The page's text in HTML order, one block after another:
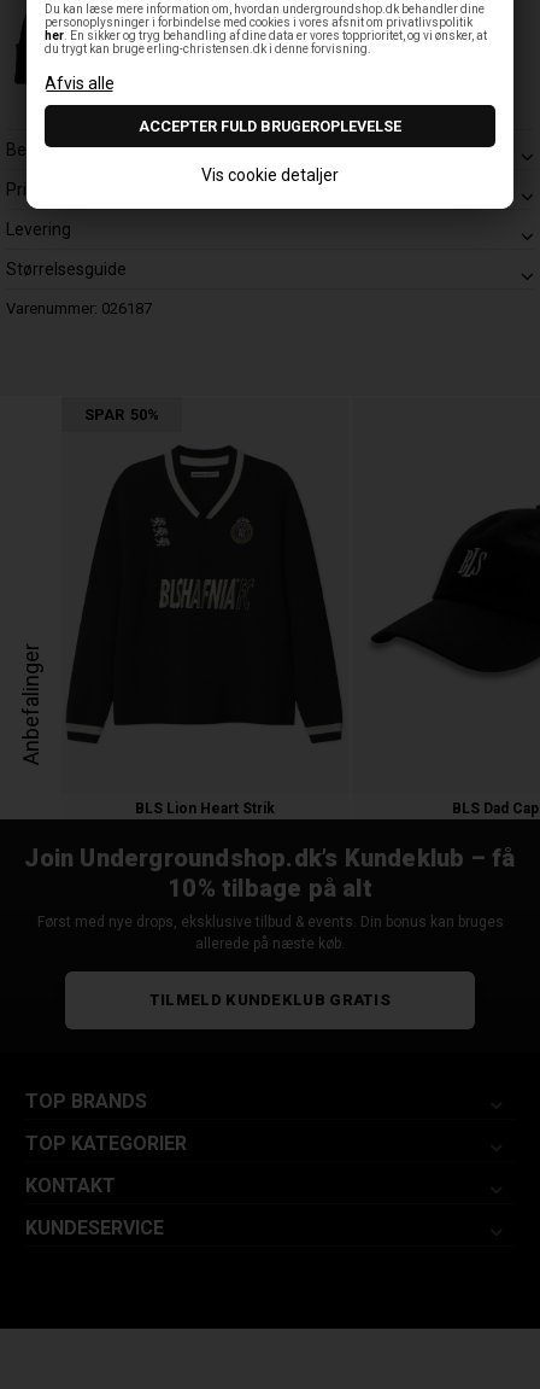
Du kan læse mere information om, hvordan undergroundshop.dk behandler dine
personoplysninger i forbindelse med cookies i vores afsnit om privatlivspolitik
her . En sikker og tryg behandling af dine data er vores topprioritet, og vi ønsker, at
du trygt kan bruge erling-christensen.dk i denne forvisning.
Vis cookie detaljer
Beskrivelse
Prisgaranti
Levering
Størrelsesguide
Varenummer: 026187
Anbefalinger
SPAR 50%
BLS Lion Heart Strik BLS Dad Cap
Join Undergroundshop.dk’s Kundeklub – få
10% tilbage på alt
Først med nye drops, eksklusive tilbud & events. Din bonus kan bruges
allerede på næste køb.
TILMELD KUNDEKLUB GRATIS
TOP BRANDS
TOP KATEGORIER
KONTAKT
KUNDESERVICE